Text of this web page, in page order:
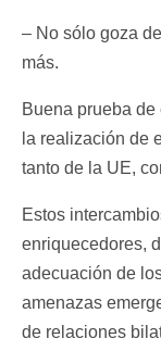
– No sólo goza
más.
Buena prueba
la realización de
tanto de la UE,
Estos
enriquecedores,
adecuación de
amenazas
de relaciones